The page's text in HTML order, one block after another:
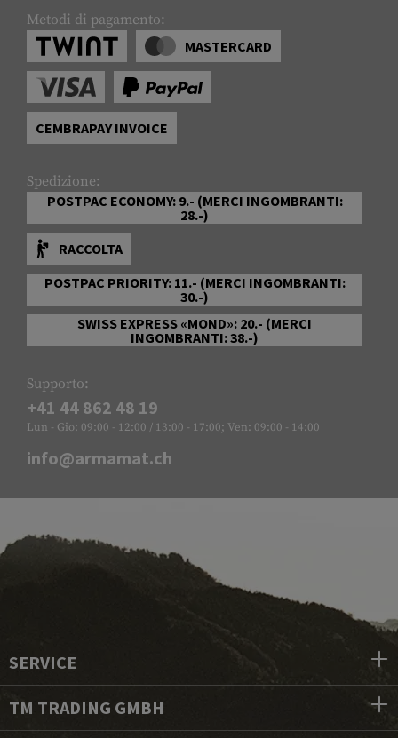
Metodi di pagamento:
MASTERCARD
CEMBRAPAY INVOICE
Spedizione:
POSTPAC ECONOMY: 9.- (MERCI INGOMBRANTI:
28.-)
RACCOLTA
POSTPAC PRIORITY: 11.- (MERCI INGOMBRANTI:
30.-)
SWISS EXPRESS «MOND»: 20.- (MERCI
INGOMBRANTI: 38.-)
Supporto:
+41 44 862 48 19
Lun - Gio: 09:00 - 12:00 / 13:00 - 17:00; Ven: 09:00 - 14:00
info@armamat.ch
SERVICE
TM TRADING GMBH